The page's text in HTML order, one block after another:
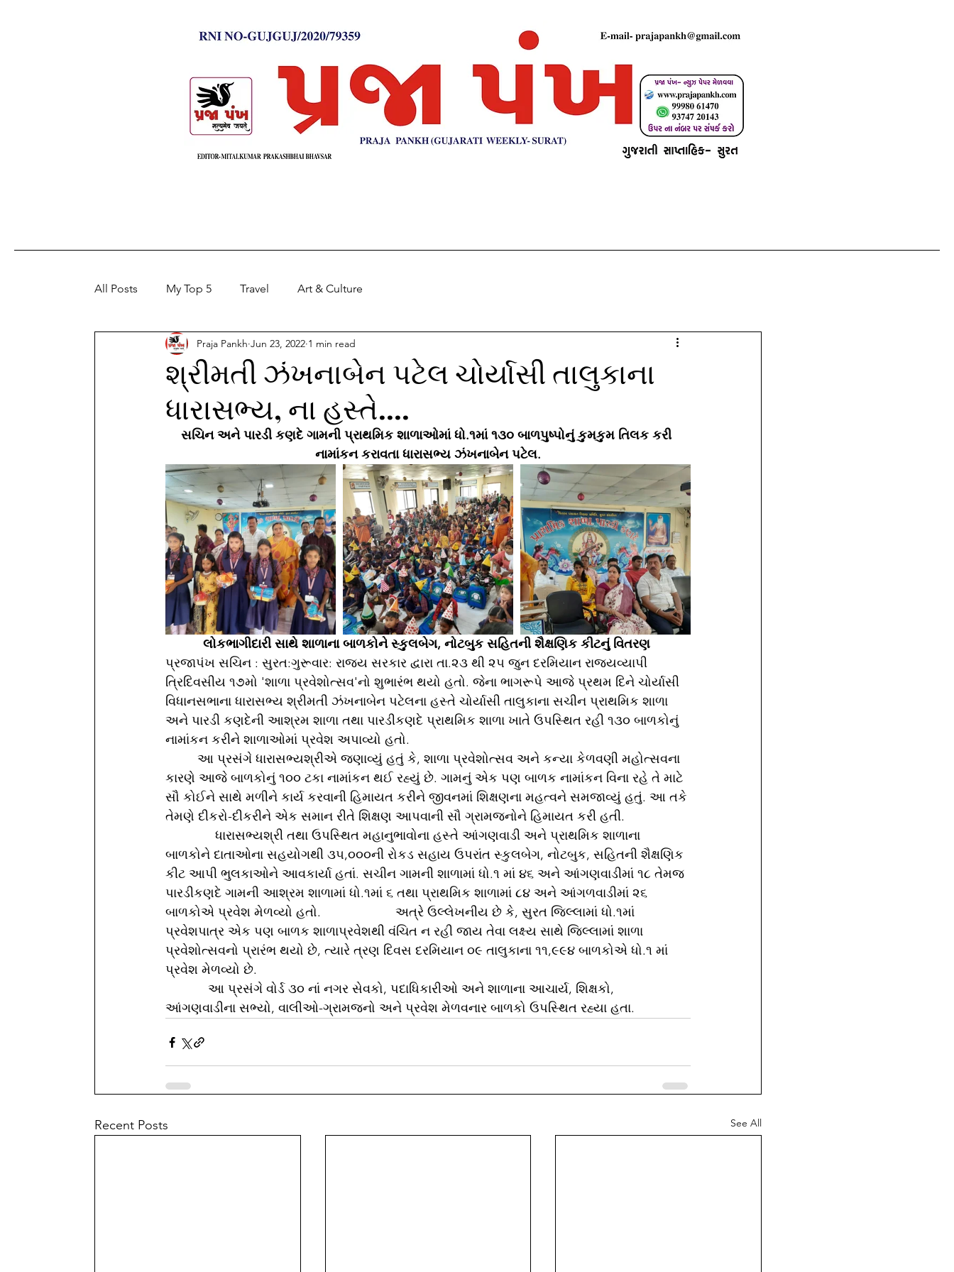
All Posts My Top 5 Travel Art & Culture
શ્રીમતી ઝંખનાબેન પટેલ ચોર્યાસી તાલુકાના
ધારાસભ્ય, ના હસ્તે....
Praja Pankh Jun 23, 2022 1 min read
સચિન અને પારડી કણદે ગામની પ્રાથમિક શાળાઓમાં ધો.૧માં ૧૩૦ બાળપુષ્પોનું કુમકુમ તિલક કરી
નામાંકન કરાવતા ધારાસભ્ય ઝંખનાબેન પટેલ.
લોકભાગીદારી સાથે શાળાના બાળકોને સ્કુલબેગ, નોટબુક સહિતની શૈક્ષણિક કીટનું વિતરણ
પ્રજાપંખ સચિન : સુરત:ગુરૂવાર: રાજય સરકાર દ્વારા તા.૨૩ થી ૨૫ જુન દરમિયાન રાજ્યવ્યાપી
ત્રિદિવસીય ૧૭મો 'શાળા પ્રવેશોત્સવ'નો શુભારંભ થયો હતો. જેના ભાગરૂપે આજે પ્રથમ દિને ચોર્યાસી
વિધાનસભાના ધારાસભ્ય શ્રીમતી ઝંખનાબેન પટેલના હસ્તે ચોર્યાસી તાલુકાના સચીન પ્રાથમિક શાળા
અને પારડી કણદેની આશ્રમ શાળા તથા પારડીકણદે પ્રાથમિક શાળા ખાતે ઉપસ્થિત રહી ૧૩૦ બાળકોનું
નામાંકન કરીને શાળાઓમાં પ્રવેશ અપાવ્યો હતો.
કારણે આજે બાળકોનું ૧૦૦ ટકા નામાંકન થઈ રહ્યું છે. ગામનું એક પણ બાળક નામાંકન વિના રહે તે માટે
સૌ કોઈને સાથે મળીને કાર્ય કરવાની હિમાયત કરીને જીવનમાં શિક્ષણના મહત્વને સમજાવ્યું હતું. આ તકે
તેમણે દીકરો-દીકરીને એક સમાન રીતે શિક્ષણ આપવાની સૌ ગ્રામજનોને હિમાયત કરી હતી.
બાળકોને દાતાઓના સહયોગથી ૩૫,૦૦૦ની રોકડ સહાય ઉપરાંત સ્કુલબેગ, નોટબુક, સહિતની શૈક્ષણિક
કીટ આપી ભુલકાઓને આવકાર્યા હતાં. સચીન ગામની શાળામાં ધો.૧ માં ૪૬ અને આંગણવાડીમાં ૧૮ તેમજ
પારડીકણદે ગામની આશ્રમ શાળામાં ધો.૧માં ૬ તથા પ્રાથમિક શાળામાં ૮૪ અને આંગળવાડીમાં ૨૬
બાળકોએ પ્રવેશ મેળવ્યો હતો.                     અત્રે ઉલ્લેખનીય છે કે, સુરત જિલ્લામાં ધો.૧માં
પ્રવેશપાત્ર એક પણ બાળક શાળાપ્રવેશથી વંચિત ન રહી જાય તેવા લક્ષ્ય સાથે જિલ્લામાં શાળા
પ્રવેશોત્સવનો પ્રારંભ થયો છે, ત્યારે ત્રણ દિવસ દરમિયાન ૦૯ તાલુકાના ૧૧,૯૯૪ બાળકોએ ધો.૧ માં
પ્રવેશ મેળવ્યો છે.
આંગણવાડીના સભ્યો, વાલીઓ-ગ્રામજનો અને પ્રવેશ મેળવનાર બાળકો ઉપસ્થિત રહ્યા હતા.
Recent Posts See All